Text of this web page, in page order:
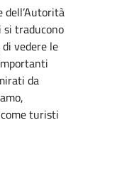
dell’Autorità
traducono
vedere le
da
turisti